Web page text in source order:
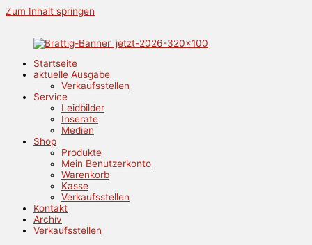
Zum Inhalt springen
Startseite
aktuelle Ausgabe
Verkaufsstellen
Service
Leidbilder
Inserate
Medien
Shop
Produkte
Mein Benutzerkonto
Warenkorb
Kasse
Verkaufsstellen
Kontakt
Archiv
Verkaufsstellen